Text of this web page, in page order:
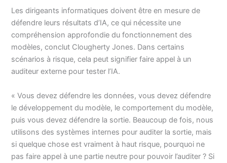
Les dirigeants informatiques doivent être en mesure de
défendre leurs résultats d’IA, ce qui nécessite une
compréhension approfondie du fonctionnement des
modèles, conclut Clougherty Jones. Dans certains
scénarios à risque, cela peut signifier faire appel à un
auditeur externe pour tester l’IA.
« Vous devez défendre les données, vous devez défendre
le développement du modèle, le comportement du modèle,
puis vous devez défendre la sortie. Beaucoup de fois, nous
utilisons des systèmes internes pour auditer la sortie, mais
si quelque chose est vraiment à haut risque, pourquoi ne
pas faire appel à une partie neutre pour pouvoir l’auditer ? Si